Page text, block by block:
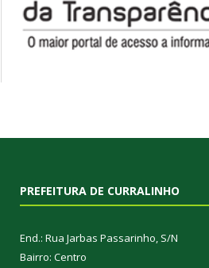
PREFEITURA DE CURRALINHO
End.: Rua Jarbas Passarinho, S/N
Bairro: Centro